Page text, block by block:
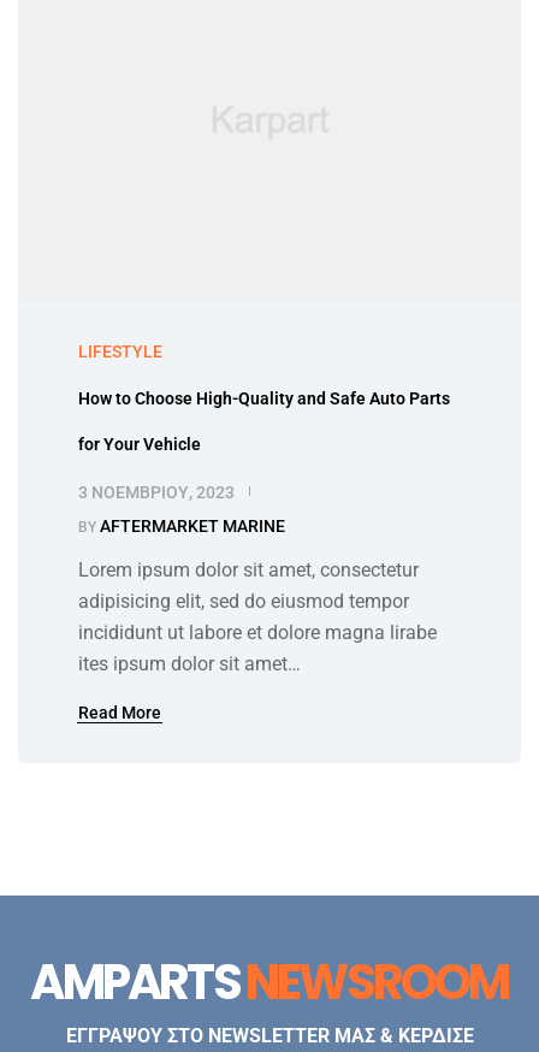
LIFESTYLE
How to Choose High-Quality and Safe Auto Parts
for Your Vehicle
3 ΝΟΕΜΒΡΊΟΥ, 2023
BY AFTERMARKET MARINE
Lorem ipsum dolor sit amet, consectetur
adipisicing elit, sed do eiusmod tempor
incididunt ut labore et dolore magna lirabe
ites ipsum dolor sit amet…
Read More
AMPARTSNEWSROOM
ΕΓΓΡΑΨΟΥ ΣΤΟ NEWSLETTER ΜΑΣ & ΚΕΡΔΙΣΕ